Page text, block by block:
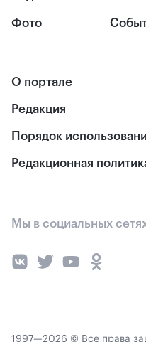
Фото
О портале
Редакция
Порядок
Редакционная
Мы в социальных
1997—2026 © Все права